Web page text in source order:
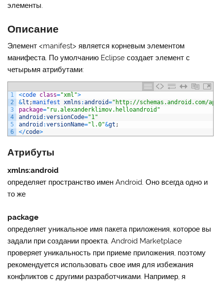
элементы.
Описание
Элемент<manifest> является корневым элементом
манифеста. По умолчанию Eclipse создает элемент с
четырьмя атрибутами:
1
2
3
4
5
6
<code class="xml">
&lt ;manifest xmlns :android="http://schemas.android.com/
package="ru.alexanderklimov.helloandroid"
android :versionCode="1"
android :versionName="l.0"&gt ;
</code>
Атрибуты
xmlns:android
определяет пространство имен Android. Оно всегда одно и
то же
package
определяет уникальное имя пакета приложения, которое вы
задали при создании проекта. Android Marketplace
проверяет уникальность при приеме приложения, поэтому
рекомендуется использовать свое имя для избежания
конфликтов с другими разработчиками. Например, я